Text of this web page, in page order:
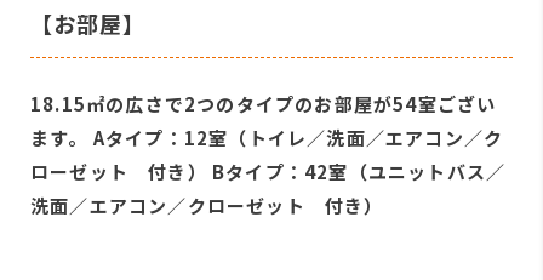
【お部屋】
18.15㎡の広さで2つのタイプのお部屋が54室ござい
ます。 Aタイプ：12室（トイレ／洗面／エアコン／ク
ローゼット 付き） Bタイプ：42室（ユニットバス／
洗面／エアコン／クローゼット 付き）